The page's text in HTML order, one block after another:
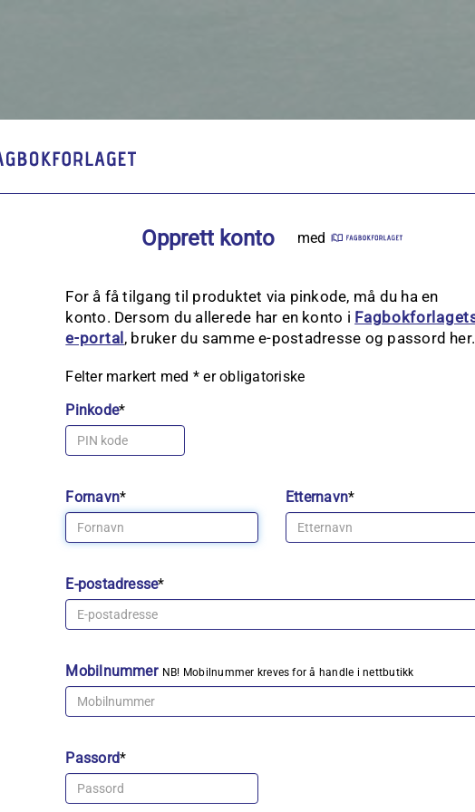
Opprett konto med
For å få tilgang til produktet via pinkode, må du ha en
konto. Dersom du allerede har en konto i
e‑portal, bruker du samme e-postadresse og passord her.
Felter markert med * er obligatoriske
Pinkode*
Fornavn* Etternavn*
E-postadresse*
Mobilnummer NB! Mobilnummer kreves for å handle i nettbutikk
Passord*